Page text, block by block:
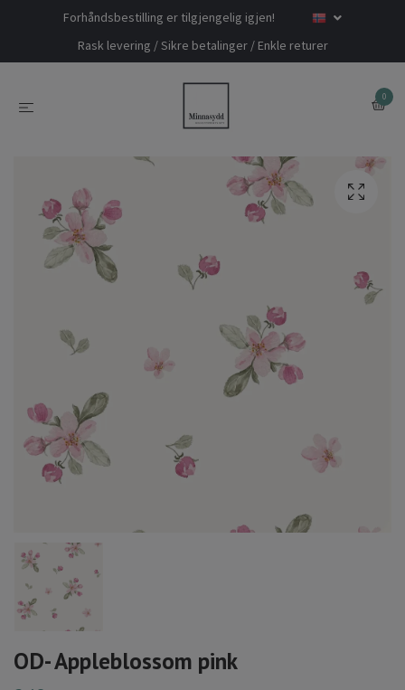
Forhåndsbestilling er tilgjengelig igjen!
Rask levering / Sikre betalinger / Enkle returer
0
OD- Appleblossom pink